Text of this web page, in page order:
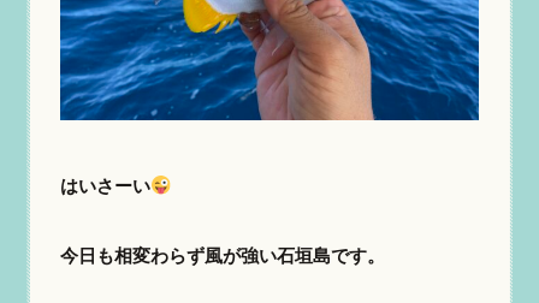
はいさーい
今日も相変わらず風が強い石垣島です。